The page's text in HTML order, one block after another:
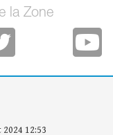
la Zone
12:53